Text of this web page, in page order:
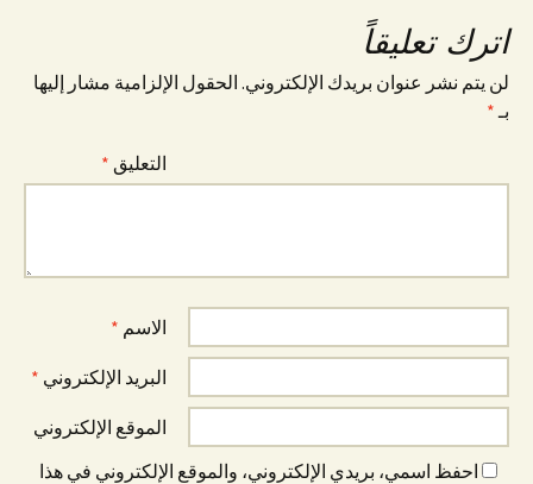
اترك تعليقاً
لن يتم نشر عنوان بريدك الإلكتروني. الحقول الإلزامية مشار إليها
بـ*
التعليق *
الاسم *
البريد الإلكتروني *
الموقع الإلكتروني
احفظ اسمي، بريدي الإلكتروني، والموقع الإلكتروني في هذا